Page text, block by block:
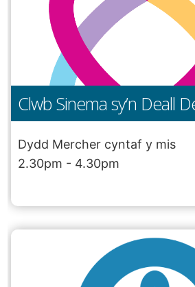
Clwb Sinema sy’n Deall
Dydd Mercher cyntaf y mis
2.30pm - 4.30pm